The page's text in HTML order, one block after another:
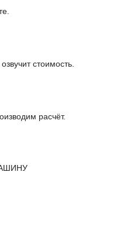
стоимость.
расчёт.